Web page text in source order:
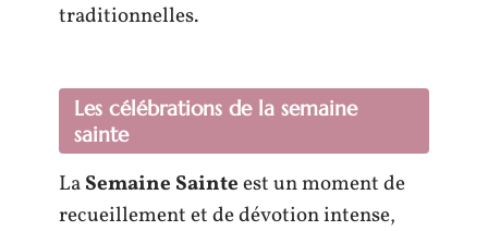
traditionnelles.
Les célébrations de la semaine
sainte
LaSemaine Sainteest un moment de
recueillement et de dévotion intense,